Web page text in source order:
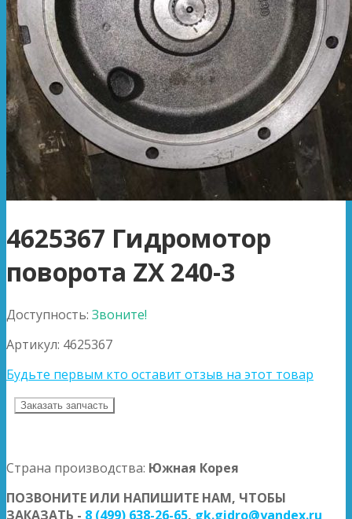
4625367 Гидромотор
поворота ZX 240-3
Доступность: Звоните!
Артикул: 4625367
Будьте первым кто оставит отзыв на этот товар
Заказать запчасть
Страна производства: Южная Корея
ПОЗВОНИТЕ ИЛИ НАПИШИТЕ НАМ, ЧТОБЫ
ЗАКАЗАТЬ - 8 (499) 638-26-65, gk.gidro@yandex.ru